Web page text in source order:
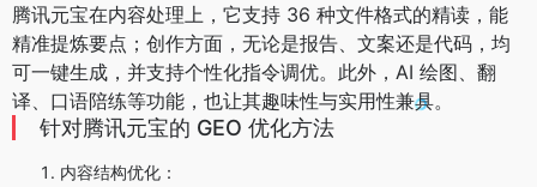
腾讯元宝在内容处理上，它支持 36 种文件格式的精读，能
精准提炼要点；创作方面，无论是报告、文案还是代码，均
可一键生成，并支持个性化指令调优。此外，AI 绘图、翻
译、口语陪练等功能，也让其趣味性与实用性兼具。
针对腾讯元宝的 GEO 优化方法
内容结构优化 ：